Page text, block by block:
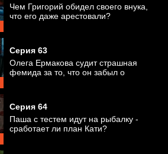
Чем Григорий обидел своего внука,
что его даже арестовали?
Серия 63
Олега Ермакова судит страшная
фемида за то, что он забыл о
Серия 64
Паша с тестем идут на рыбалку -
сработает ли план Кати?